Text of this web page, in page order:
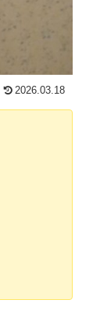
2026.03.18